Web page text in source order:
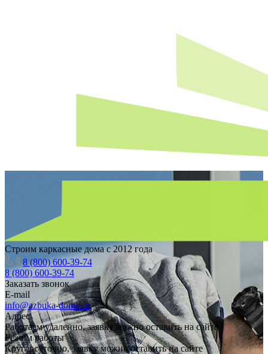
Строим каркасные дома с 2012 года
8 (800) 600-39-74
8 (800) 600-39-74
Заказать звонок
E-mail
info@azbuka-doma.ru
Адрес
Работаем удаленно, заявку можно оставить на сайте
Режим работы
Круглосуточно, заявку можно оставить на сайте